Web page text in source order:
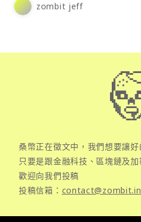
zombit jeff
桑幣正在徵文中，我們想要讓好
只要是跟金融科技、區塊鏈及
歡迎向我們投稿
投稿信箱：